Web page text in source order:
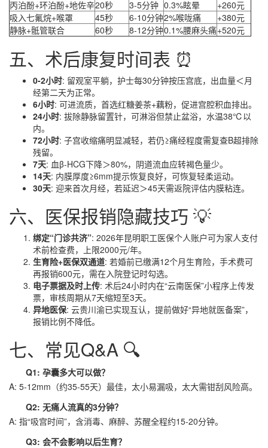
丙泊酚+环泊酚+地佐辛20秒 3-5分钟 0.3%眩晕
+260元
吸入七氟烷+喉罩
45秒 6-10分钟2%喉咙痛
+380元
静脉+骶管联合
60秒 8-12分钟0.1%腰麻头痛+520元
五、术后康复时间表 ⏰
0-2小时: 留观室平躺，护士每30分钟按压宫底，出血量＜月
经第二天为正常。
6小时: 可进流质，首选红糖姜茶+藕粉，促进宫腔积血排出。
24小时: 拔除静脉留置针，可淋浴但禁止盆浴，水温38℃以
内。
72小时: 子宫收缩痛明显减轻，若仍≥痛经程度需复查B超排除
残留。
7天: 血β-HCG下降＞80%，阴道流血应转褐色量少。
14天: 内膜厚度≥6mm提示恢复良好，可恢复轻柔运动。
30天: 迎来首次月经，若延迟＞45天需返院评估内膜粘连。
六、医保报销隐藏技巧 💡
绑定“门诊共济”: 2026年昆明职工医保个人账户可为家人支付
术前检查费，上限2000元/年。
生育险+医保双通道: 若婚前已缴满12个月生育险，手术费可
再报销600元，需在入院登记时勾选。
电子票据及时上传: 术后24小时内在“云南医保”小程序上传发
票，审核周期从7天缩短至3天。
异地医保: 云贵川渝已实现互认，提前做好“异地就医备案”，
报销比例不降低。
七、常见Q&A 🔍
Q1: 孕囊多大可以做？
A: 5-12mm（约35-55天）最佳，太小易漏吸，太大需钳刮风险高。
Q2: 无痛人流真的3分钟？
A: 指“吸宫时间”，含消毒、麻醉、苏醒全程约15-20分钟。
Q3: 会不会影响以后生育？